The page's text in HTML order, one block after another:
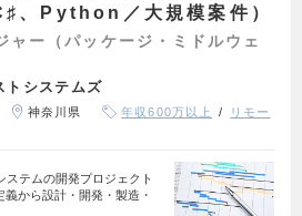
、Python／大規模案件）
ャー（パッケージ・ミドルウェ
トシステムズ
神奈川県 年収600万以上
リモー
ステムの開発プロジェクト
から設計・開発・製造・